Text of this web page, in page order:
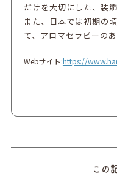
だけを大切にした、装
また、日本では初期の
て、アロマセラピーの
Webサイト:https://
この